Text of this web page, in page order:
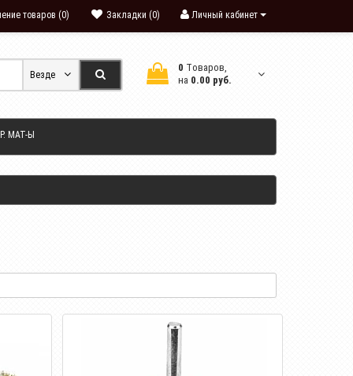
Личный кабинет
Закладки (0)
товаров (0)
0 Tоваров,
на 0.00 руб.
Везде
МАТ-Ы